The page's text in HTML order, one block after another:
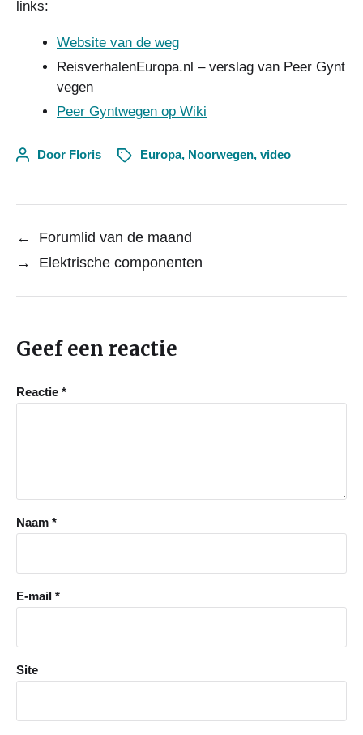
links:
Website van de weg
ReisverhalenEuropa.nl – verslag van Peer Gynt
vegen
Peer Gyntwegen op Wiki
Door Floris Europa, Noorwegen, video
←
Forumlid van de maand
→
Elektrische componenten
Geef een reactie
Reactie *
Naam *
E-mail *
Site